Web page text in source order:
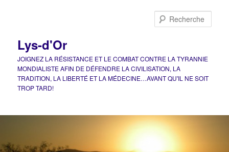
Lys-d'Or
JOIGNEZ LA RÉSISTANCE ET LE COMBAT CONTRE LA TYRANNIE
MONDIALISTE AFIN DE DÉFENDRE LA CIVILISATION, LA
TRADITION, LA LIBERTÉ ET LA MÉDECINE…AVANT QU'IL NE SOIT
TROP TARD!